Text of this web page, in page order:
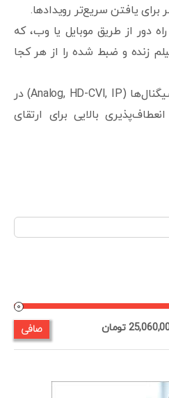
برای یافتن سریع‌تر رویدادها.
دور از طریق موبایل یا وب، که
زنده و ضبط شده را از هر کجا
قابلیت ترکیب انواع سیگنال‌ها (Analog, HD-CVI, IP) در
بالایی برای ارتقای
صافی تومان